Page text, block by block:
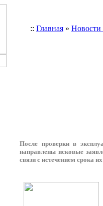
:: Главная »
После проверки в
направлены исковые
связи с истечением срока